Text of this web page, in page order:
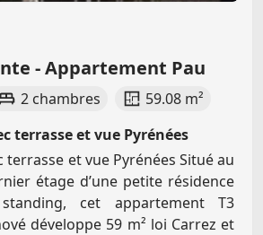
- Appartement Pau
2 chambres
59.08 m²
terrasse et vue Pyrénées
terrasse et vue Pyrénées Situé au
étage d’une petite résidence
cet appartement T3
développe 59 m² loi Carrez et